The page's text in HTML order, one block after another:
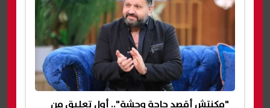
"مكنتش أقصد حاجة وحشة".. أول تعليق من